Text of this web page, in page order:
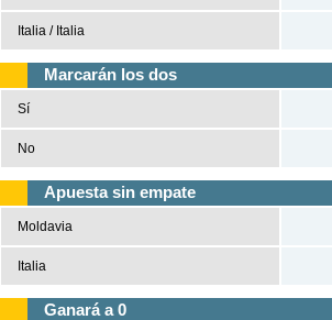
Italia / Italia
Marcarán los dos
Sí
No
Apuesta sin empate
Moldavia
Italia
Ganará a 0
Tenis
Béisbol
Casas de Apuestas
Versión clásica